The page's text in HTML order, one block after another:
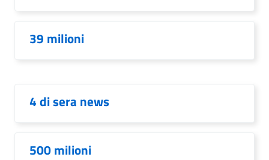
39 milioni
4 di sera news
500 milioni